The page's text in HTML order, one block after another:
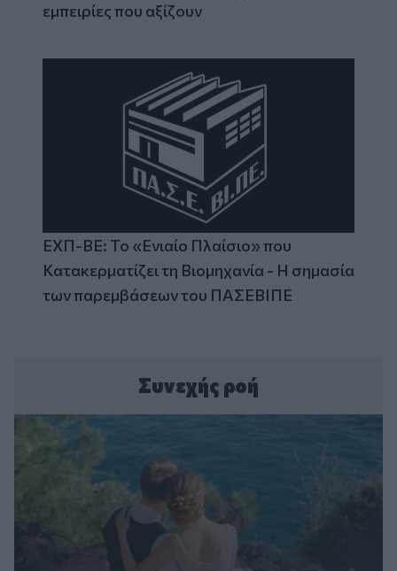
εμπειρίες που αξίζουν
ΕΧΠ-ΒΕ: Το «Ενιαίο Πλαίσιο» που
Κατακερματίζει τη Βιομηχανία - Η σημασία
των παρεμβάσεων του ΠΑΣΕΒΙΠΕ
Συνεχής ροή